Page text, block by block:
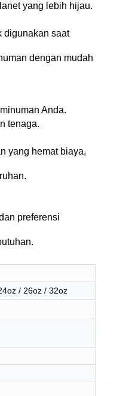
yang lebih hijau.
digunakan saat
dengan mudah
Anda.
tenaga.
yang hemat biaya,
preferensi
/ 26oz / 32oz